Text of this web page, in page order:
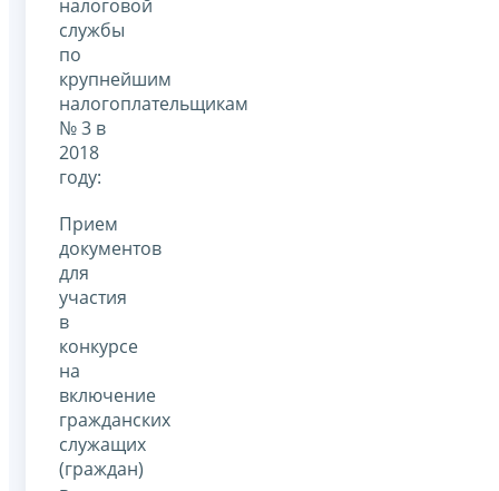
налоговой
службы
по
крупнейшим
налогоплательщикам
№ 3 в
2018
году:
Прием
документов
для
участия
в
конкурсе
на
включение
гражданских
служащих
(граждан)